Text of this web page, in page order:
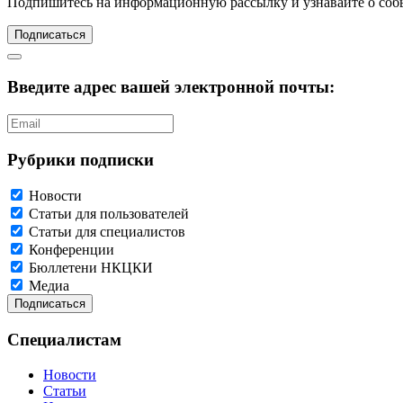
Подписаться
Введите адрес вашей электронной почты:
Рубрики подписки
Новости
Статьи для пользователей
Статьи для специалистов
Конференции
Бюллетени НКЦКИ
Медиа
Специалистам
Новости
Статьи